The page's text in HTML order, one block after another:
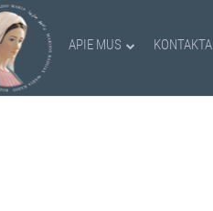
APIE MUS